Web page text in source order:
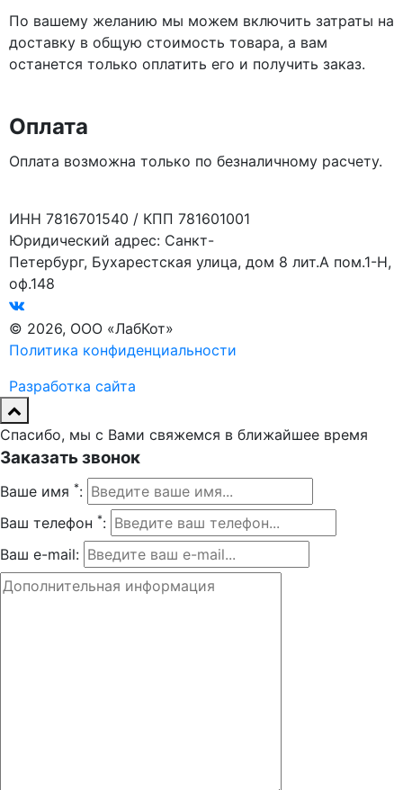
По вашему желанию мы можем включить затраты на
доставку в общую стоимость товара, а вам
останется только оплатить его и получить заказ.
Оплата
Оплата возможна только по безналичному расчету.
ИНН 7816701540 / КПП 781601001
Юридический адрес: Санкт-
Петербург, Бухарестская улица, дом 8 лит.А пом.1-Н,
оф.148
© 2026, ООО «ЛабКот»
Политика конфиденциальности
Разработка сайта
Спасибо, мы с Вами свяжемся в ближайшее время
Заказать звонок
Ваше имя *:
Ваш телефон *:
Ваш e-mail: